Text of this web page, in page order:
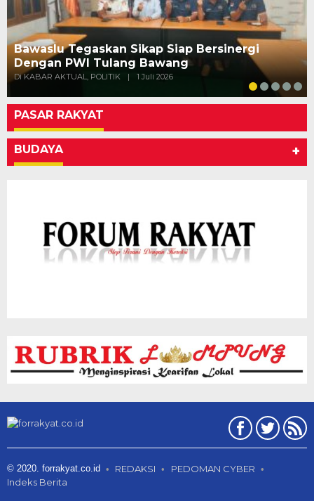
Bawaslu Tegaskan Sikap Siap Bersinergi
Dengan PWI Tulang Bawang
Di KABAR AKTUAL, POLITIK | 1 Juli 2026
PASAR RAKYAT
BUDAYA +
© 2020. forrakyat.co.id REDAKSI
PEDOMAN CYBER
Indeks Berita